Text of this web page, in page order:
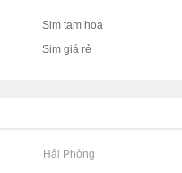
Sim tam hoa
Sim giá rẻ
vặt tại Hải Phòng